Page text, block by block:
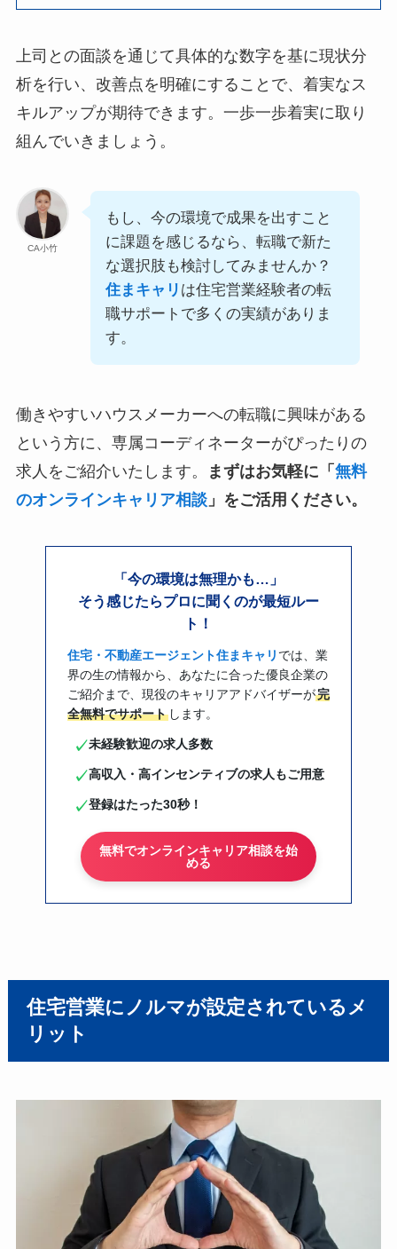
上司との面談を通じて具体的な数字を基に現状分
析を行い、改善点を明確にすることで、着実なス
キルアップが期待できます。一歩一歩着実に取り
組んでいきましょう。
CA小竹
もし、今の環境で成果を出すこと
に課題を感じるなら、転職で新た
な選択肢も検討してみませんか？
住まキャリ は住宅営業経験者の転
職サポートで多くの実績がありま
す。
働きやすいハウスメーカーへの転職に興味がある
という方に、専属コーディネーターがぴったりの
求人をご紹介いたします。
まずはお気軽に「 無料
のオンラインキャリア相談」をご活用ください。
「今の環境は無理かも…」
そう感じたらプロに聞くのが最短ルー
ト！
住宅・不動産エージェント住まキャリ では、業
界の生の情報から、あなたに合った優良企業の
ご紹介まで、現役のキャリアアドバイザーが完
全無料でサポートします。
✓未経験歓迎の求人多数
✓高収入・高インセンティブの求人もご用意
✓登録はたった30秒！
無料でオンラインキャリア相談を始
める
住宅営業にノルマが設定されているメ
リット